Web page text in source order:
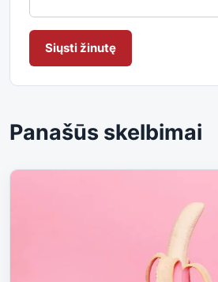
Siųsti žinutę
Panašūs skelbimai